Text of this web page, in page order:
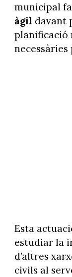
municipal
àgil davant
planificació
Esta
estudiar la
d’altres
civils al